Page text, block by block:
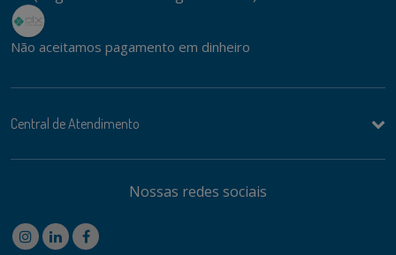
Não aceitamos pagamento em dinheiro
Central de Atendimento
Nossas redes sociais